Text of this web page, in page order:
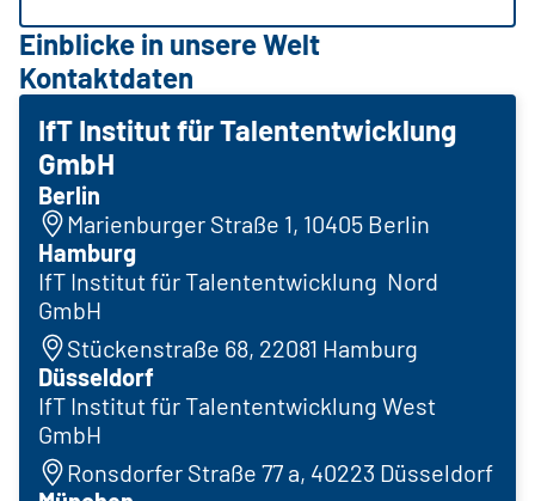
Einblicke in unsere Welt
Kontaktdaten
IfT Institut für Talententwicklung
GmbH
Berlin
Marienburger Straße 1, 10405 Berlin
Hamburg
IfT Institut für Talententwicklung Nord
GmbH
Stückenstraße 68, 22081 Hamburg
Düsseldorf
IfT Institut für Talententwicklung West
GmbH
Ronsdorfer Straße 77 a, 40223 Düsseldorf